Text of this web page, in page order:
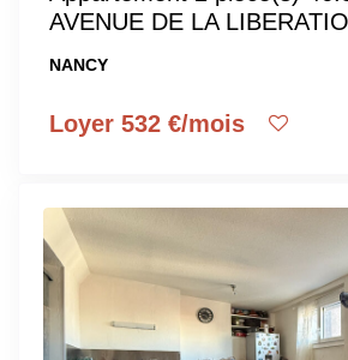
AVENUE DE LA
NANCY
Loyer 532 €/mois